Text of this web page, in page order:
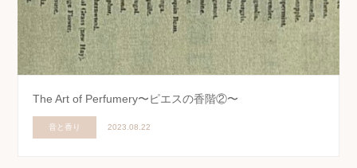
The Art of Perfumery〜ピエスの香階②〜
音と香り 2023.08.22